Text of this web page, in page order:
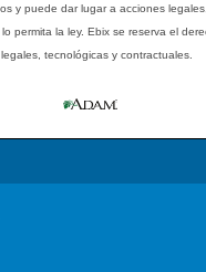
y puede dar lugar a acciones
permita la ley. Ebix se reserva el
tecnológicas y contractuales.